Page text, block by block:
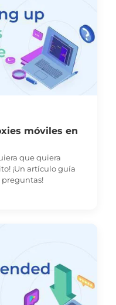
móviles en
que quiera
¡Un artículo guía
preguntas!